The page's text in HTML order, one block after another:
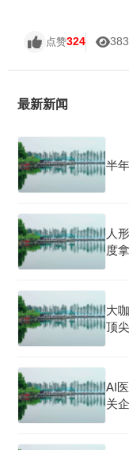
点赞324
最新新闻
半
人
度
大
顶
AI
关